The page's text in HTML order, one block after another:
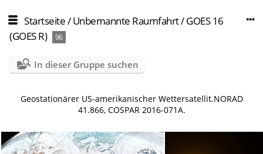
Startseite/Unbemannte Raumfahrt/GOES 16
(GOES R)
96
In dieser Gruppe suchen
Geostationärer US-amerikanischer Wettersatellit.NORAD
41.866, COSPAR 2016-071A.